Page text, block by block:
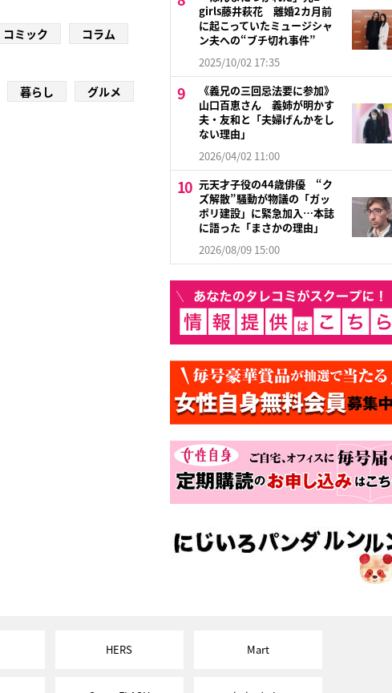
コミック
コラム
暮らし グルメ
girls藤井萩花 離婚2カ月前
に起こっていたミュージシャ
ン夫への“ブチ切れ事件”
2025/10/02 17:35
《義兄の三回忌法要に参加》
山口百恵さん 義姉が明かす
夫・友和と「夫婦げんかをし
ない理由」
2026/04/02 11:00
元天才子役の44歳俳優 “ク
ズ解散”騒動が物議の「ガッ
ポリ建設」に緊急加入…本誌
に語った「まさかの理由」
2026/08/09 15:00
HERS Mart